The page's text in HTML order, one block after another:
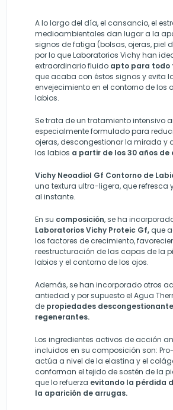
A lo largo del día, el cansancio, el
medioambientales dan lugar a la
signos de fatiga (bolsas, ojeras, piel
por lo que Laboratorios Vichy han
extraordinario fluido apto para todo
que acaba con éstos signos y evita
envejecimiento en el contorno de los
labios.
Se trata de un tratamiento intensivo
especialmente formulado para
ojeras, descongestionar la mirada y
los labios a partir de los 30 años de
Vichy Neoadiol Gf Contorno de
una textura ultra-ligera, que refresca
al instante.
En su composición, se ha
Laboratorios Vichy Proteic Gf, que
los factores de crecimiento,
reestructuración de las capas de la
labios y el contorno de los ojos.
Además, se han incorporado otros
antiedad y por supuesto el Agua
de propiedades
regenerantes.
Los ingredientes activos de acción
incluidos en su composición son:
actúa a nivel de la elastina y el
conforman el tejido de sostén de la
que lo refuerza evitando la pérdida
la aparición de arrugas.